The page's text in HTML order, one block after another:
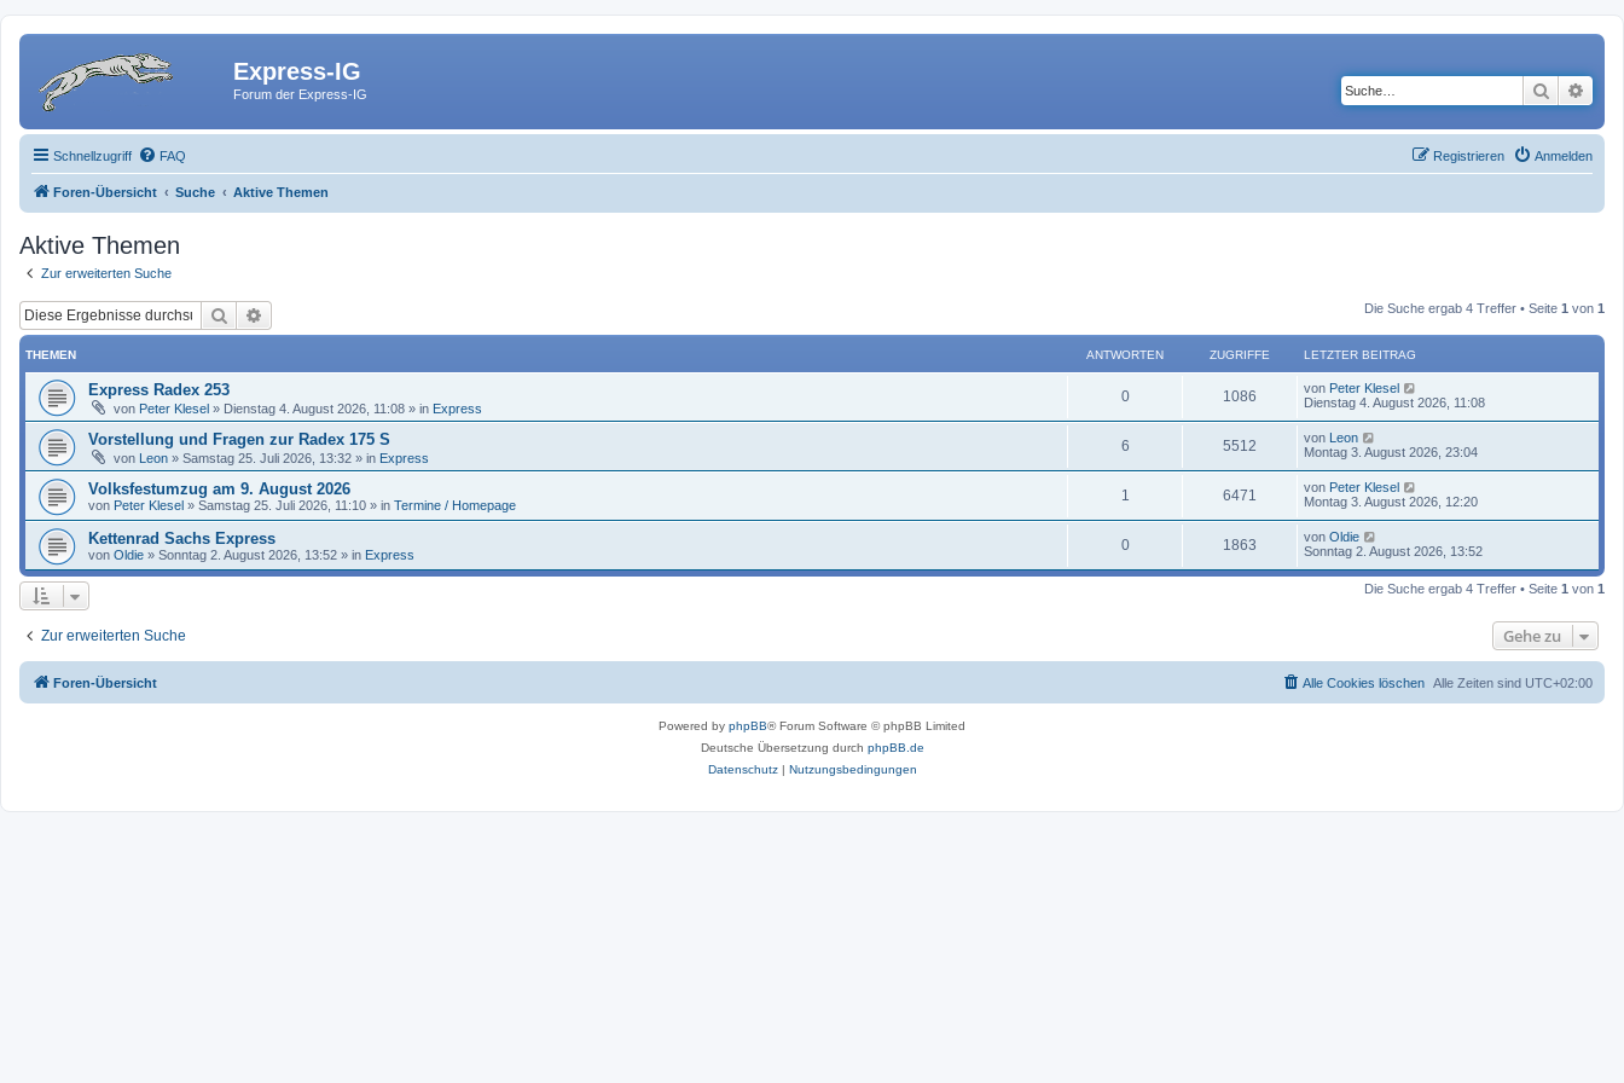
Express-IG
Forum der Express-IG Suche
Schnellzugriff FAQ Anmelden
Registrieren
Foren-Übersicht Suche Aktive Themen
Aktive Themen
Zur erweiterten Suche
Suche Die Suche ergab 4 Treffer • Seite 1 von 1
THEMEN ANTWORTEN ZUGRIFFE LETZTER BEITRAG
Express Radex 253
von Peter Klesel » Dienstag 4. August 2026, 11:08 » in Express
0 1086 von Peter Klesel
Dienstag 4. August 2026, 11:08
Vorstellung und Fragen zur Radex 175 S
von Leon » Samstag 25. Juli 2026, 13:32 » in Express
6 5512 von Leon
Montag 3. August 2026, 23:04
Volksfestumzug am 9. August 2026
von Peter Klesel » Samstag 25. Juli 2026, 11:10 » in Termine / Homepage
1 6471 von Peter Klesel
Montag 3. August 2026, 12:20
Kettenrad Sachs Express
von Oldie » Sonntag 2. August 2026, 13:52 » in Express
0 1863 von Oldie
Sonntag 2. August 2026, 13:52
Die Suche ergab 4 Treffer • Seite 1 von 1
Zur erweiterten Suche Gehe zu
Foren-Übersicht Alle Zeiten sind UTC+02:00
Alle Cookies löschen
Powered by phpBB® Forum Software © phpBB Limited
Deutsche Übersetzung durch phpBB.de
Datenschutz| Nutzungsbedingungen